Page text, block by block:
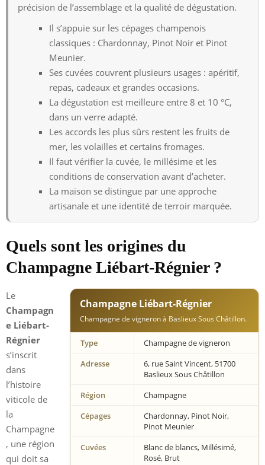
précision de l’assemblage et la qualité de dégustation.
Il s’appuie sur les cépages champenois
classiques : Chardonnay, Pinot Noir et Pinot
Meunier.
Ses cuvées couvrent plusieurs usages : apéritif,
repas, cadeaux et grandes occasions.
La dégustation est meilleure entre 8 et 10 °C,
dans un verre adapté.
Les accords les plus sûrs restent les fruits de
mer, les volailles et certains fromages.
Il faut vérifier la cuvée, le millésime et les
conditions de conservation avant d’acheter.
La maison se distingue par une approche
artisanale et une identité de terroir marquée.
Quels sont les origines du
Champagne Liébart-Régnier ?
Champagne Liébart-Régnier
Champagne de vigneron à Baslieux Sous Châtillon.
Type
Champagne de vigneron
Adresse
6, rue Saint Vincent, 51700
Baslieux Sous Châtillon
Région
Champagne
Cépages
Chardonnay, Pinot Noir,
Pinot Meunier
Cuvées
Blanc de blancs, Millésimé,
Rosé, Brut
Le
Champagn
e Liébart-
Régnier
s’inscrit
dans
l’histoire
viticole de
la
Champagne
, une région
qui doit sa